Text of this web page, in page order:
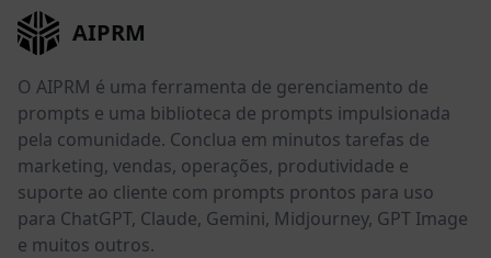
AIPRM
O AIPRM é uma ferramenta de gerenciamento de
prompts e uma biblioteca de prompts impulsionada
pela comunidade. Conclua em minutos tarefas de
marketing, vendas, operações, produtividade e
suporte ao cliente com prompts prontos para uso
para ChatGPT, Claude, Gemini, Midjourney, GPT Image
e muitos outros.